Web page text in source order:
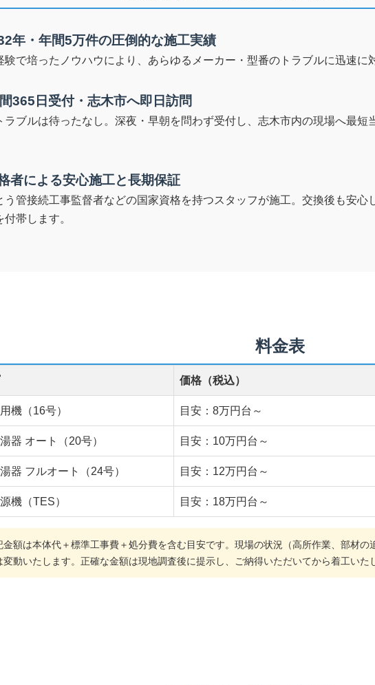
年・年間5万件の圧倒的な施工実績
験で培ったノウハウにより、あらゆるメーカー・型番のトラブルに迅速に
365日受付・志木市へ即日訪問
ラブルは待ったなし。深夜・早朝を問わず受付し、志木市内の現場へ最
者による安心施工と長期保証
う管接続工事監督者などの国家資格を持つスタッフが施工。交換後も安
帯します。
料金表
価格（税込）
機（16号） 目安：8万円台～
器 オート（20号） 目安：10万円台～
器 フルオート（24号） 目安：12万円台～
機（TES） 目安：18万円台～
額は本体代＋標準工事費＋処分費を含む目安です。現場の状況（高所作業、部材
変動いたします。正確な金額は現地調査後に提示し、ご納得いただいてから着工いた